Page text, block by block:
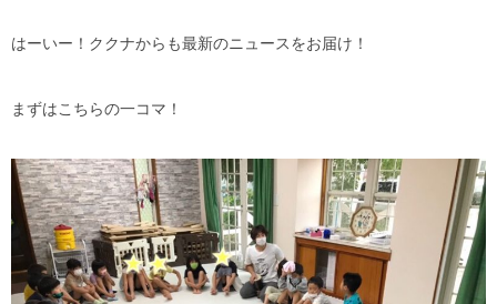
はーいー！ククナからも最新のニュースをお届け！
まずはこちらの一コマ！